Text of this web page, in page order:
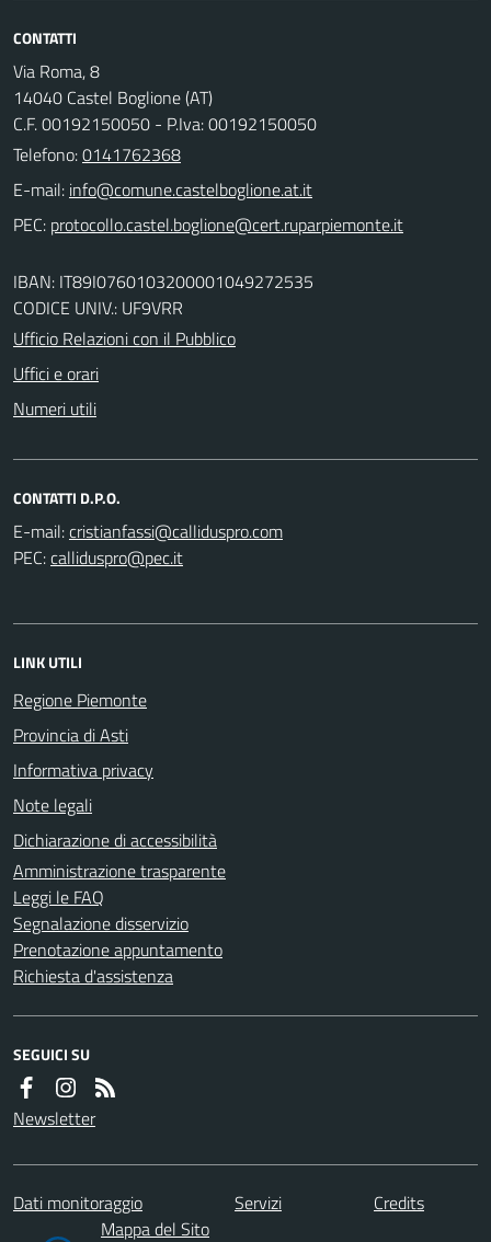
CONTATTI
Via Roma, 8
14040 Castel Boglione (AT)
C.F. 00192150050 - P.Iva: 00192150050
Telefono:0141762368
E-mail:
PEC:
IBAN: IT89I0760103200001049272535
CODICE UNIV.: UF9VRR
Ufficio Relazioni con il Pubblico
Uffici e orari
Numeri utili
CONTATTI D.P.O.
E-mail:
PEC:
LINK UTILI
Regione Piemonte
Provincia di Asti
Informativa privacy
Note legali
Dichiarazione di accessibilità
Amministrazione trasparente
Leggi le FAQ
Segnalazione disservizio
Prenotazione appuntamento
Richiesta d'assistenza
SEGUICI SU
Newsletter
Dati monitoraggio Servizi
Credits
Mappa del Sito